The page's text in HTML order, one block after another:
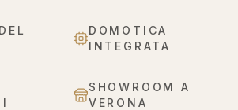
DOMOTICA
INTEGRATA
SHOWROOM A
VERONA